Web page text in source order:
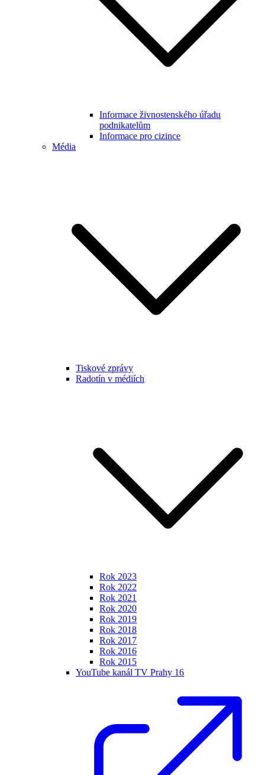
Informace živnostenského úřadu
podnikatelům
Informace pro cizince
Média
Tiskové zprávy
Radotín v médiích
Rok 2023
Rok 2022
Rok 2021
Rok 2020
Rok 2019
Rok 2018
Rok 2017
Rok 2016
Rok 2015
YouTube kanál TV Prahy 16